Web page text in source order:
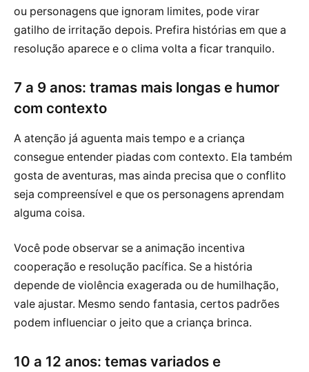
ou personagens que ignoram limites, pode virar
gatilho de irritação depois. Prefira histórias em que a
resolução aparece e o clima volta a ficar tranquilo.
7 a 9 anos: tramas mais longas e humor
com contexto
A atenção já aguenta mais tempo e a criança
consegue entender piadas com contexto. Ela também
gosta de aventuras, mas ainda precisa que o conflito
seja compreensível e que os personagens aprendam
alguma coisa.
Você pode observar se a animação incentiva
cooperação e resolução pacífica. Se a história
depende de violência exagerada ou de humilhação,
vale ajustar. Mesmo sendo fantasia, certos padrões
podem influenciar o jeito que a criança brinca.
10 a 12 anos: temas variados e